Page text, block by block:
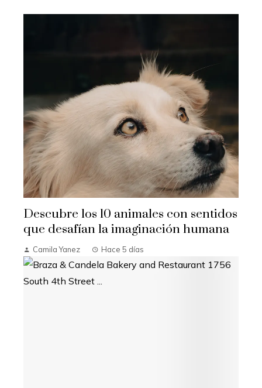
Descubre los 10 animales con sentidos
que desafían la imaginación humana
Camila Yanez Hace 5 días